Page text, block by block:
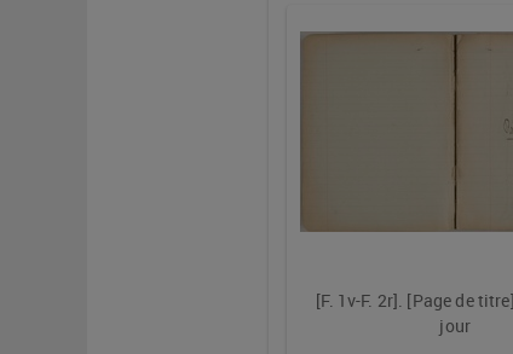
[F. 1v-F. 2r]. [Page de
jour